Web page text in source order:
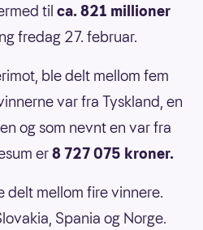
til ca. 821 millioner
fredag 27. februar.
ble delt mellom fem
var fra Tyskland, en
og som nevnt en var fra
er8 727 075 kroner.
mellom fire vinnere.
Spania og Norge.